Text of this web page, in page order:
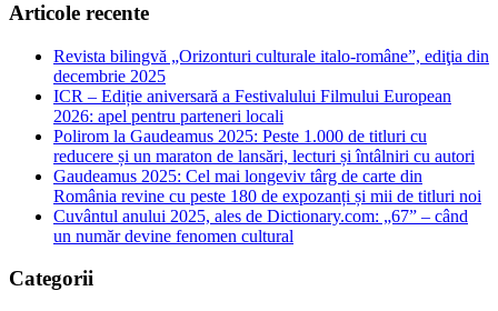
Articole recente
Revista bilingvă „Orizonturi culturale italo-române”, ediţia din
decembrie 2025
ICR – Ediție aniversară a Festivalului Filmului European
2026: apel pentru parteneri locali
Polirom la Gaudeamus 2025: Peste 1.000 de titluri cu
reducere și un maraton de lansări, lecturi și întâlniri cu autori
Gaudeamus 2025: Cel mai longeviv târg de carte din
România revine cu peste 180 de expozanți și mii de titluri noi
Cuvântul anului 2025, ales de Dictionary.com: „67” – când
un număr devine fenomen cultural
Categorii